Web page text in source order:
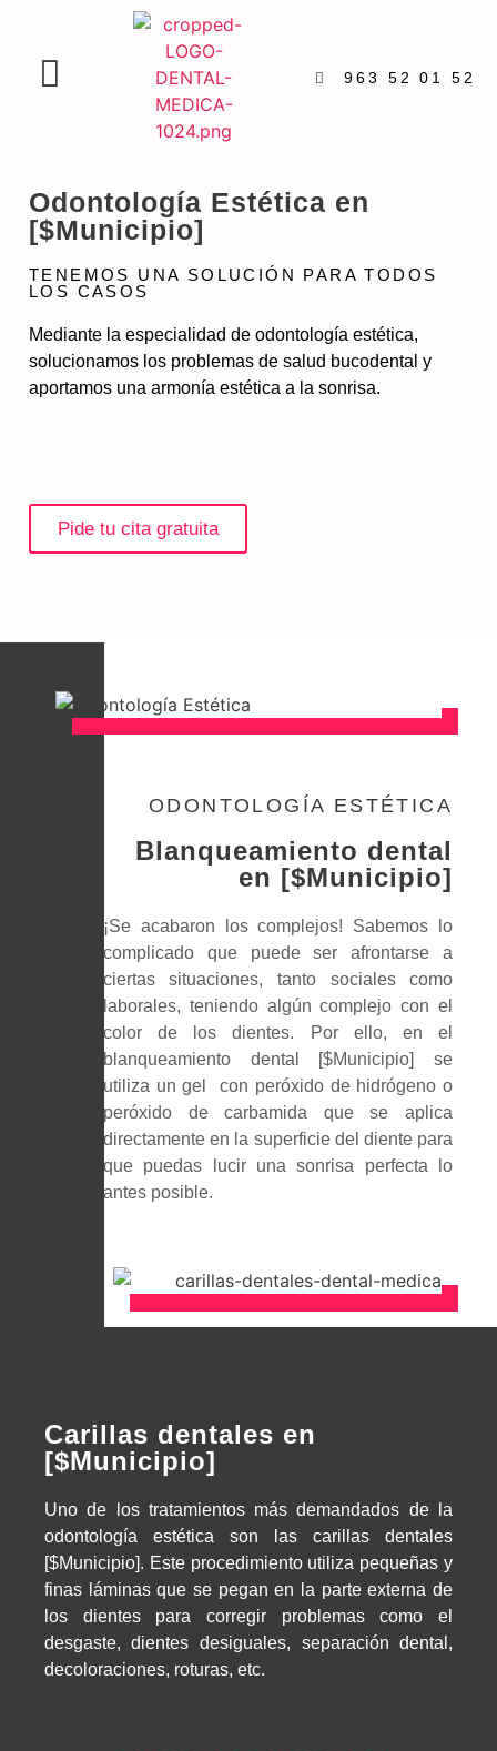
963 52 01 52
Odontología Estética en
[$Municipio]
TENEMOS UNA SOLUCIÓN PARA TODOS
LOS CASOS
Mediante la especialidad de odontología estética,
solucionamos los problemas de salud bucodental y
aportamos una armonía estética a la sonrisa.
Pide tu cita gratuita
ODONTOLOGÍA ESTÉTICA
Blanqueamiento dental
en [$Municipio]
¡Se acabaron los complejos! Sabemos lo
complicado que puede ser afrontarse a
ciertas situaciones, tanto sociales como
laborales, teniendo algún complejo con el
color de los dientes. Por ello, en el
blanqueamiento dental [$Municipio] se
utiliza un gel con peróxido de hidrógeno o
peróxido de carbamida que se aplica
directamente en la superficie del diente para
que puedas lucir una sonrisa perfecta lo
antes posible.
Carillas dentales en
[$Municipio]
Uno de los tratamientos más demandados de la
odontología estética son las carillas dentales
[$Municipio]. Este procedimiento utiliza pequeñas y
finas láminas que se pegan en la parte externa de
los dientes para corregir problemas como el
desgaste, dientes desiguales, separación dental,
decoloraciones, roturas, etc.